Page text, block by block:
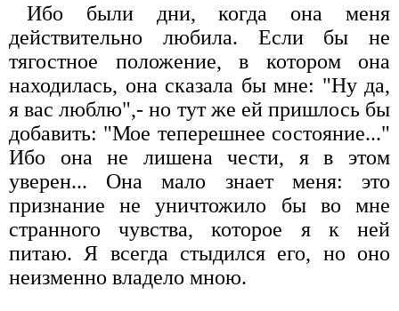
Ибо были дни, когда она меня
действительно любила. Если бы не
тягостное положение, в котором она
находилась, она сказала бы мне: "Ну да,
я вас люблю",- но тут же ей пришлось бы
добавить: "Мое теперешнее состояние..."
Ибо она не лишена чести, я в этом
уверен... Она мало знает меня: это
признание не уничтожило бы во мне
странного чувства, которое я к ней
питаю. Я всегда стыдился его, но оно
неизменно владело мною.